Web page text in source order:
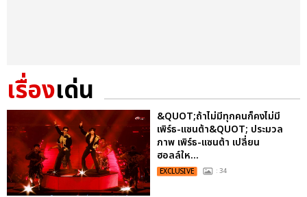
เรื่องเด่น
&QUOT;ถ้าไม่มีทุกคนก็คงไม่มี
เพิร์ธ-แซนต้า&QUOT; ประมวล
ภาพ เพิร์ธ-แซนต้า เปลี่ยน
ฮอลล์ให...
EXCLUSIVE : 34